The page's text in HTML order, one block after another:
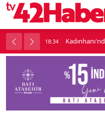
sayıda araç birbirine girdi